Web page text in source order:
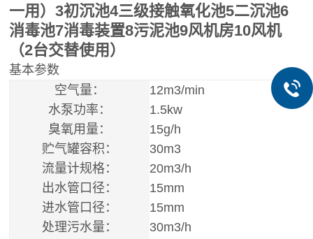
一用）3初沉池4三级接触氧化池5二沉池6
消毒池7消毒装置8污泥池9风机房10风机
（2台交替使用）
基本参数
空气量：
12m3/min
水泵功率：
1.5kw
臭氧用量：
15g/h
贮气罐容积：
30m3
流量计规格：
20m3/h
出水管口径：
15mm
进水管口径：
15mm
处理污水量：
30m3/h